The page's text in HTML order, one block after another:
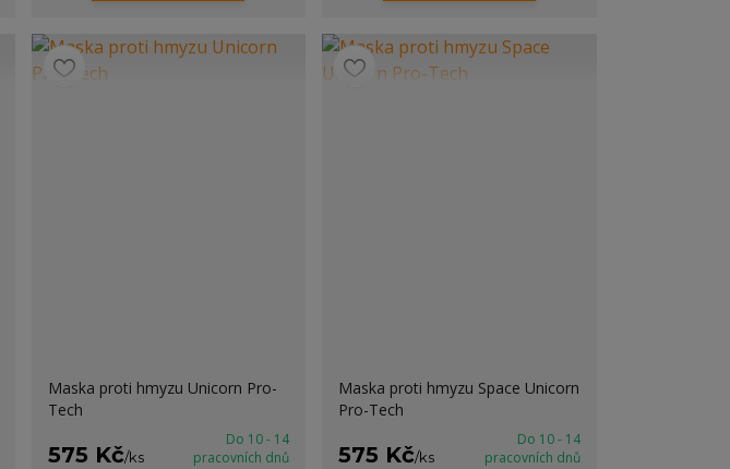
Maska proti hmyzu Unicorn Pro-
Tech
575 Kč/ks
Do 10 - 14
pracovních dnů
Maska proti hmyzu Space Unicorn
Pro-Tech
575 Kč/ks
Do 10 - 14
pracovních dnů